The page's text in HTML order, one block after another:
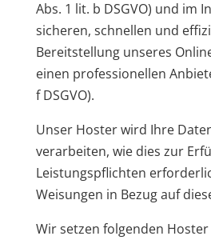
Abs. 1 lit. b DSGVO) und im
sicheren, schnellen und
Bereitstellung unseres
einen professionellen
f DSGVO).
Unser Hoster wird Ihre
verarbeiten, wie dies zur
Leistungspflichten
Weisungen in Bezug auf
Wir setzen folgenden Hoster